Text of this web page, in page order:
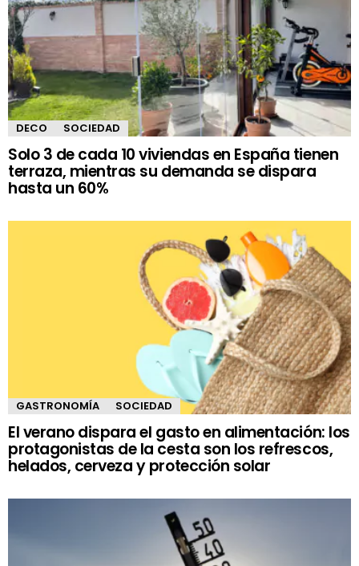
DECO SOCIEDAD
Solo 3 de cada 10 viviendas en España tienen
terraza, mientras su demanda se dispara
hasta un 60%
GASTRONOMÍA SOCIEDAD
El verano dispara el gasto en alimentación: los
protagonistas de la cesta son los refrescos,
helados, cerveza y protección solar